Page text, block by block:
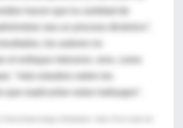
el enfoque intensivo, sino, como
"más estudios sobre los
que explicarían estos hallazgos".